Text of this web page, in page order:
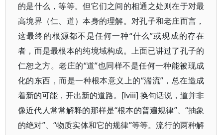
的是什么，等等。但它们之间的相通之处则在于对最
高境界（仁、道）本身的理解。对孔子和老庄而言，
这最终的根源都不是任何一种“什么”或现成的存在
者，而是最根本的纯境域构成。上面已讲过了孔子的
仁恕之方。老庄的“道”也同样不是任何一种能被现成
化的东西，而是一种根本意义上的“湍流”，总在造成
着新的可能，开出新的道路。[lviii] 换句话说，道并非
像近代人常常解释的那样是“根本的普遍规律”、“抽象
的绝对”、“物质实体和它的规律”等等。流行的两种解